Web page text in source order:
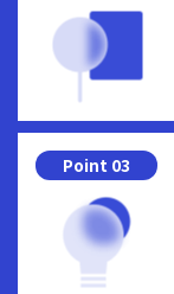
Point 03